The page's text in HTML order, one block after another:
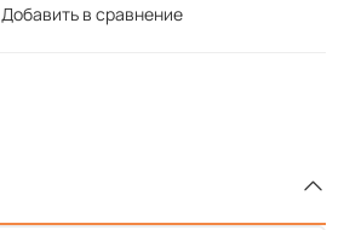
Добавить в сравнение